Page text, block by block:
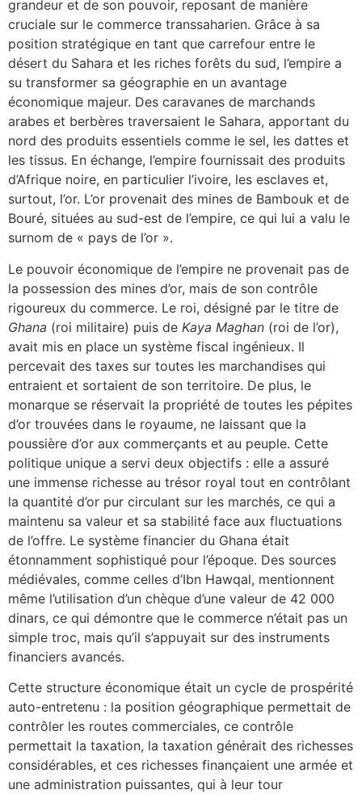
grandeur et de son pouvoir, reposant de manière
cruciale sur le commerce transsaharien. Grâce à sa
position stratégique en tant que carrefour entre le
désert du Sahara et les riches forêts du sud, l’empire a
su transformer sa géographie en un avantage
économique majeur. Des caravanes de marchands
arabes et berbères traversaient le Sahara, apportant du
nord des produits essentiels comme le sel, les dattes et
les tissus. En échange, l’empire fournissait des produits
d’Afrique noire, en particulier l’ivoire, les esclaves et,
surtout, l’or. L’or provenait des mines de Bambouk et de
Bouré, situées au sud-est de l’empire, ce qui lui a valu le
surnom de « pays de l’or ».
Le pouvoir économique de l’empire ne provenait pas de
la possession des mines d’or, mais de son contrôle
rigoureux du commerce. Le roi, désigné par le titre de
Ghana (roi militaire) puis de Kaya Maghan (roi de l’or),
avait mis en place un système fiscal ingénieux. Il
percevait des taxes sur toutes les marchandises qui
entraient et sortaient de son territoire. De plus, le
monarque se réservait la propriété de toutes les pépites
d’or trouvées dans le royaume, ne laissant que la
poussière d’or aux commerçants et au peuple. Cette
politique unique a servi deux objectifs : elle a assuré
une immense richesse au trésor royal tout en contrôlant
la quantité d’or pur circulant sur les marchés, ce qui a
maintenu sa valeur et sa stabilité face aux fluctuations
de l’offre. Le système financier du Ghana était
étonnamment sophistiqué pour l’époque. Des sources
médiévales, comme celles d’Ibn Hawqal, mentionnent
même l’utilisation d’un chèque d’une valeur de 42 000
dinars, ce qui démontre que le commerce n’était pas un
simple troc, mais qu’il s’appuyait sur des instruments
financiers avancés.
Cette structure économique était un cycle de prospérité
auto-entretenu : la position géographique permettait de
contrôler les routes commerciales, ce contrôle
permettait la taxation, la taxation générait des richesses
considérables, et ces richesses finançaient une armée et
une administration puissantes, qui à leur tour